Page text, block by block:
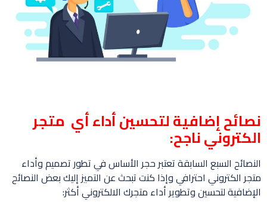
نصائح إضافية لتحسين أداء أي متجر
الكتروني ناجح:
النصائح السبع السابقة تعتبر حجر الأساس في تطور تصميم وأداء
متجر الكتروني احترافي وإذا كنت تبحث عن التميز إليك بعض النصائح
الإضافية لتحسين وتطوير أداء متجرك الالكتروني أكثر: